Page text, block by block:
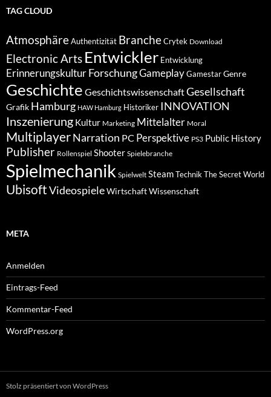
TAG CLOUD
Atmosphäre Authentizität Branche Crytek Download
Electronic Arts Entwickler Entwicklung
Erinnerungskultur ForschungGameplay Gamestar Genre
Geschichte GeschichtswissenschaftGesellschaft
Grafik Hamburg HAW Hamburg Historiker INNOVATION
Inszenierung Kultur Marketing Mittelalter Moral
MultiplayerNarration PC Perspektive PS3 Public History
Publisher Rollenspiel Shooter Spielebranche
Spielmechanik Spielwelt Steam Technik The Secret World
UbisoftVideospieleWirtschaftWissenschaft
META
Anmelden
Eintrags-Feed
Kommentar-Feed
WordPress.org
Stolz präsentiert von WordPress